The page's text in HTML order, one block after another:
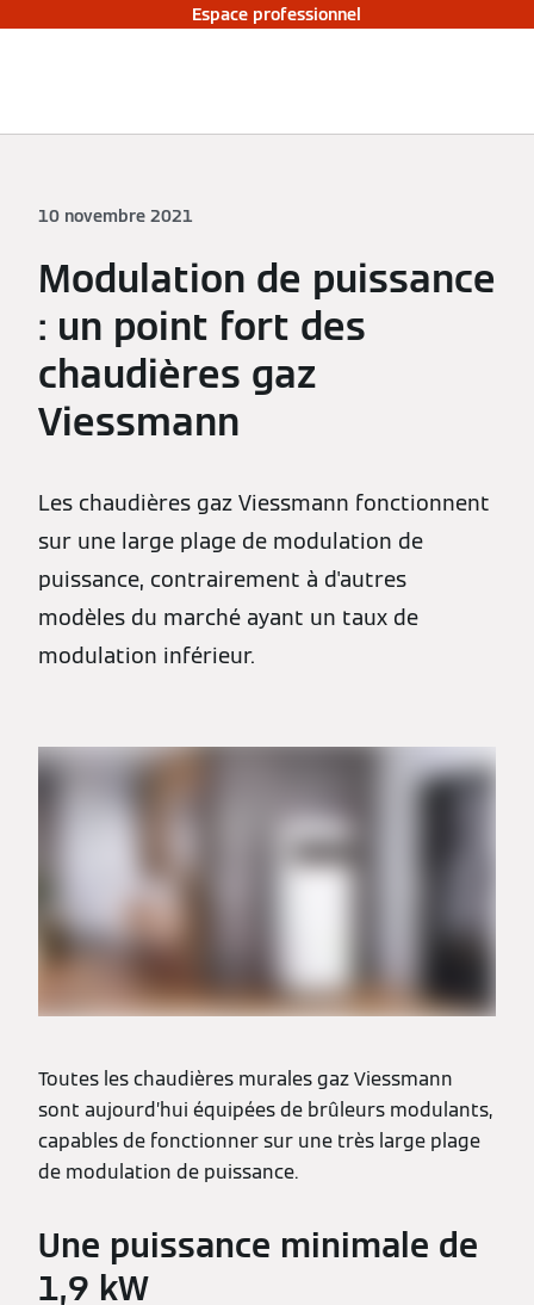
Espace professionnel
10 novembre 2021
Modulation de puissance
: un point fort des
chaudières gaz
Viessmann
Les chaudières gaz Viessmann fonctionnent
sur une large plage de modulation de
puissance, contrairement à d'autres
modèles du marché ayant un taux de
modulation inférieur.
Toutes les chaudières murales gaz Viessmann
sont aujourd’hui équipées de brûleurs modulants,
capables de fonctionner sur une très large plage
de modulation de puissance.
Une puissance minimale de
1,9 kW